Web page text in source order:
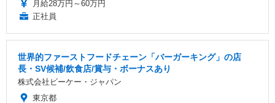
月給28万円～60万円
正社員
世界的ファーストフードチェーン「バーガーキング」の店
長・SV候補/飲食店/賞与・ボーナスあり
株式会社ビーケー・ジャパン
東京都